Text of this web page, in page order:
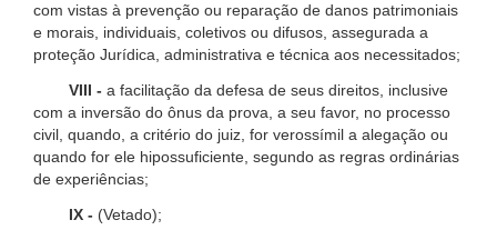
com vistas à prevenção ou reparação de danos patrimoniais
e morais, individuais, coletivos ou difusos, assegurada a
proteção Jurídica, administrativa e técnica aos necessitados;
VIII - a facilitação da defesa de seus direitos, inclusive
com a inversão do ônus da prova, a seu favor, no processo
civil, quando, a critério do juiz, for verossímil a alegação ou
quando for ele hipossuficiente, segundo as regras ordinárias
de experiências;
IX - (Vetado);